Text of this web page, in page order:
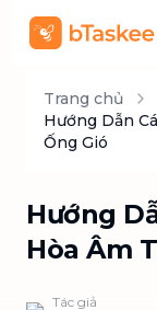
Trang chủ
Hướng Dẫn
Ống Gió
Hướng
Hòa Âm
Tác giả